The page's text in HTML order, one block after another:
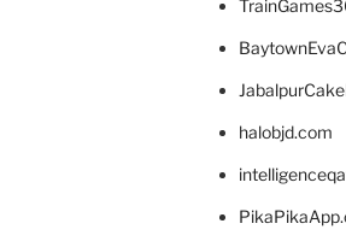
halobjd.com